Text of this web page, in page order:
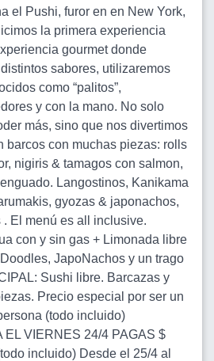
el Pushi, furor en en New York,
la primera experiencia
gourmet donde
sabores, utilizaremos
como “palitos”,
y con la mano. No solo
más, sino que nos divertimos
barcos con muchas piezas: rolls
nigiris & tamagos con salmon,
Langostinos, Kanikama
gyozas & japonachos,
El menú es all inclusive.
con y sin gas + Limonada libre
JapoNachos y un trago
Sushi libre. Barcazas y
Precio especial por ser un
(todo incluido)
EL VIERNES 24/4 PAGAS $
incluido) Desde el 25/4 al